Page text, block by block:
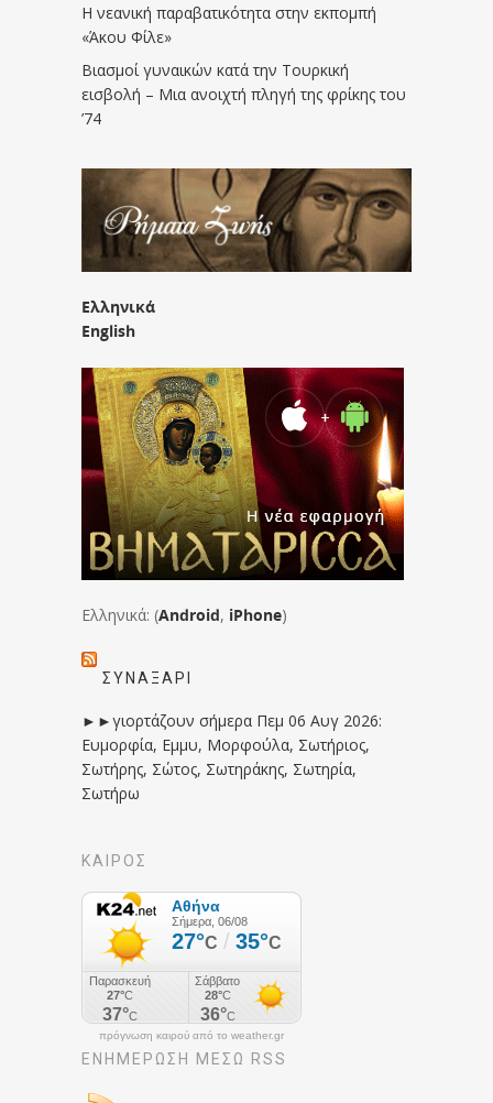
Η νεανική παραβατικότητα στην εκπομπή
«Άκου Φίλε»
Βιασμοί γυναικών κατά την Τουρκική
εισβολή – Μια ανοιχτή πληγή της φρίκης του
’74
Ελληνικά
English
Ελληνικά: (Android, iPhone)
ΣΥΝΑΞΆΡΙ
►►γιορτάζουν σήμερα Πεμ 06 Αυγ 2026:
Ευμορφία, Εμμυ, Μορφούλα, Σωτήριος,
Σωτήρης, Σώτος, Σωτηράκης, Σωτηρία,
Σωτήρω
ΚΑΙΡΟΣ
πρόγνωση καιρού από το weather.gr
ΕΝΗΜΈΡΩΣΉ ΜΕΣΩ RSS